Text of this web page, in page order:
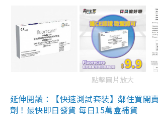
點擊圖片放大
延伸閱讀：【快速測試套裝】鄰住買開
劑！最快即日發貨 每日15萬盒補貨